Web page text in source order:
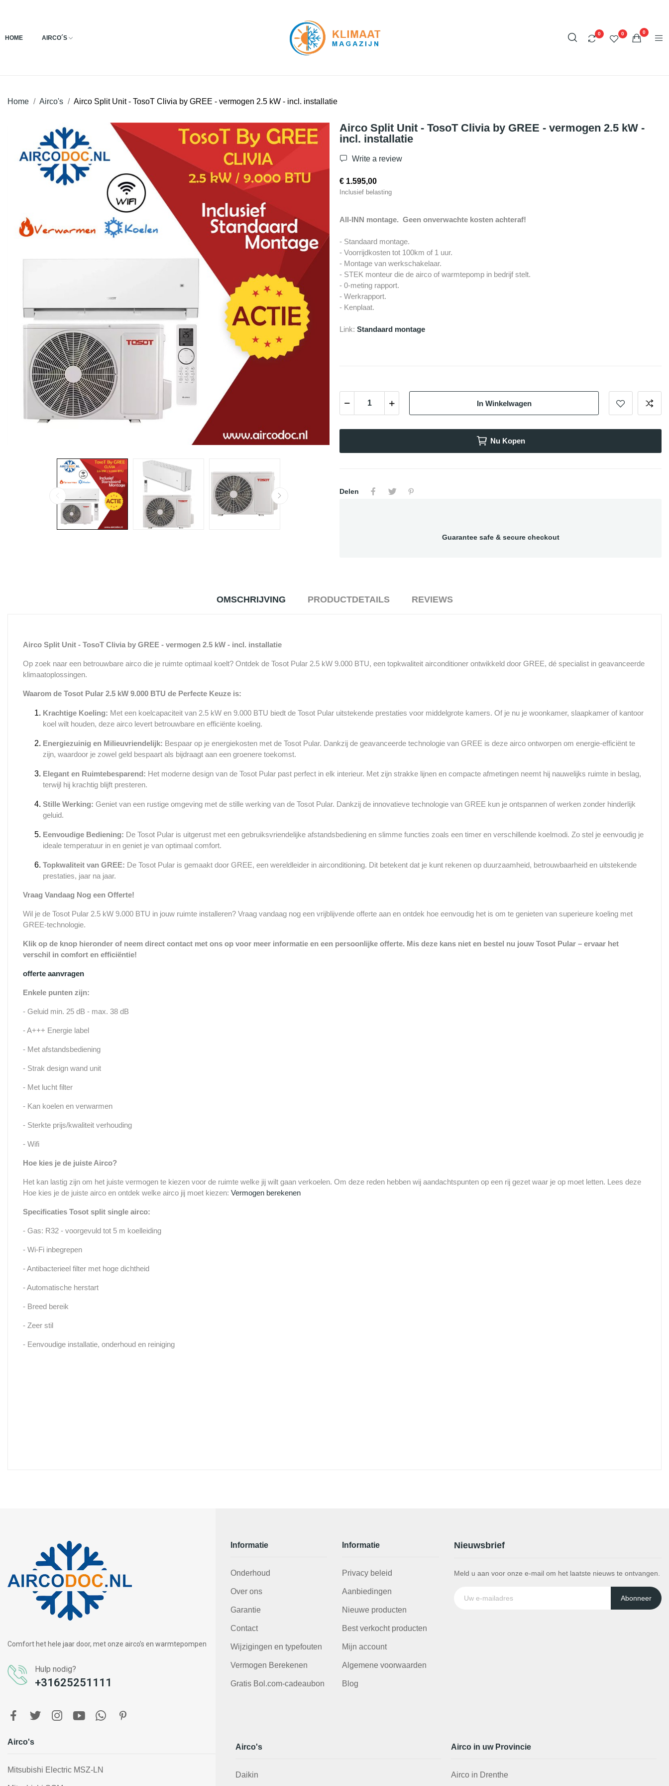
HOME AIRCO´S
0 0 0
Home Airco's Airco Split Unit - TosoT Clivia by GREE - vermogen 2.5 kW - incl. installatie
Airco Split Unit - TosoT Clivia by GREE - vermogen 2.5 kW -
incl. installatie
Write a review
€ 1.595,00
Inclusief belasting
All-INN montage. Geen onverwachte kosten achteraf!
- Standaard montage.
- Voorrijdkosten tot 100km of 1 uur.
- Montage van werkschakelaar.
- STEK monteur die de airco of warmtepomp in bedrijf stelt.
- 0-meting rapport.
- Werkrapport.
- Kenplaat.
Link: Standaard montage
In Winkelwagen
Nu Kopen
Delen
Guarantee safe & secure checkout
OMSCHRIJVING PRODUCTDETAILS REVIEWS
Airco Split Unit - TosoT Clivia by GREE - vermogen 2.5 kW - incl. installatie
Op zoek naar een betrouwbare airco die je ruimte optimaal koelt? Ontdek de Tosot Pular 2.5 kW 9.000 BTU, een topkwaliteit airconditioner ontwikkeld door GREE, dé specialist in geavanceerde
klimaatoplossingen.
Waarom de Tosot Pular 2.5 kW 9.000 BTU de Perfecte Keuze is:
Krachtige Koeling: Met een koelcapaciteit van 2.5 kW en 9.000 BTU biedt de Tosot Pular uitstekende prestaties voor middelgrote kamers. Of je nu je woonkamer, slaapkamer of kantoor
koel wilt houden, deze airco levert betrouwbare en efficiënte koeling.
Energiezuinig en Milieuvriendelijk: Bespaar op je energiekosten met de Tosot Pular. Dankzij de geavanceerde technologie van GREE is deze airco ontworpen om energie-efficiënt te
zijn, waardoor je zowel geld bespaart als bijdraagt aan een groenere toekomst.
Elegant en Ruimtebesparend: Het moderne design van de Tosot Pular past perfect in elk interieur. Met zijn strakke lijnen en compacte afmetingen neemt hij nauwelijks ruimte in beslag,
terwijl hij krachtig blijft presteren.
Stille Werking: Geniet van een rustige omgeving met de stille werking van de Tosot Pular. Dankzij de innovatieve technologie van GREE kun je ontspannen of werken zonder hinderlijk
geluid.
Eenvoudige Bediening: De Tosot Pular is uitgerust met een gebruiksvriendelijke afstandsbediening en slimme functies zoals een timer en verschillende koelmodi. Zo stel je eenvoudig je
ideale temperatuur in en geniet je van optimaal comfort.
Topkwaliteit van GREE: De Tosot Pular is gemaakt door GREE, een wereldleider in airconditioning. Dit betekent dat je kunt rekenen op duurzaamheid, betrouwbaarheid en uitstekende
prestaties, jaar na jaar.
Vraag Vandaag Nog een Offerte!
Wil je de Tosot Pular 2.5 kW 9.000 BTU in jouw ruimte installeren? Vraag vandaag nog een vrijblijvende offerte aan en ontdek hoe eenvoudig het is om te genieten van superieure koeling met
GREE-technologie.
Klik op de knop hieronder of neem direct contact met ons op voor meer informatie en een persoonlijke offerte. Mis deze kans niet en bestel nu jouw Tosot Pular – ervaar het
verschil in comfort en efficiëntie!
offerte aanvragen
Enkele punten zijn:
- Geluid min. 25 dB - max. 38 dB
- A+++ Energie label
- Met afstandsbediening
- Strak design wand unit
- Met lucht filter
- Kan koelen en verwarmen
- Sterkte prijs/kwaliteit verhouding
- Wifi
Hoe kies je de juiste Airco?
Het kan lastig zijn om het juiste vermogen te kiezen voor de ruimte welke jij wilt gaan verkoelen. Om deze reden hebben wij aandachtspunten op een rij gezet waar je op moet letten. Lees deze
Hoe kies je de juiste airco en ontdek welke airco jij moet kiezen: Vermogen berekenen
Specificaties Tosot split single airco:
- Gas: R32 - voorgevuld tot 5 m koelleiding
- Wi-Fi inbegrepen
- Antibacterieel filter met hoge dichtheid
- Automatische herstart
- Breed bereik
- Zeer stil
- Eenvoudige installatie, onderhoud en reiniging
Comfort het hele jaar door, met onze airco’s en warmtepompen
Hulp nodig?
+31625251111
Informatie
Onderhoud
Over ons
Garantie
Contact
Wijzigingen en typefouten
Vermogen Berekenen
Gratis Bol.com-cadeaubon
Informatie
Privacy beleid
Aanbiedingen
Nieuwe producten
Best verkocht producten
Mijn account
Algemene voorwaarden
Blog
Nieuwsbrief
Meld u aan voor onze e-mail om het laatste nieuws te ontvangen.
Abonneer
Airco's
Mitsubishi Electric MSZ-LN
Airco's
Daikin
Airco in uw Provincie
Airco in Drenthe